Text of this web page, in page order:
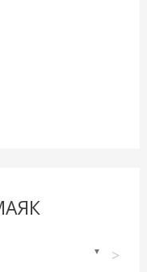
▼ >